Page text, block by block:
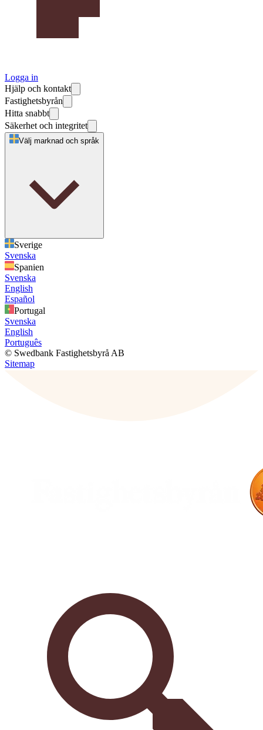
Logga in
Hjälp och kontakt
Fastighetsbyrån
Hitta snabbt
Säkerhet och integritet
Välj marknad och språk
Sverige
Svenska
Spanien
Svenska
English
Español
Portugal
Svenska
English
Português
© Swedbank Fastighetsbyrå AB
Sitemap